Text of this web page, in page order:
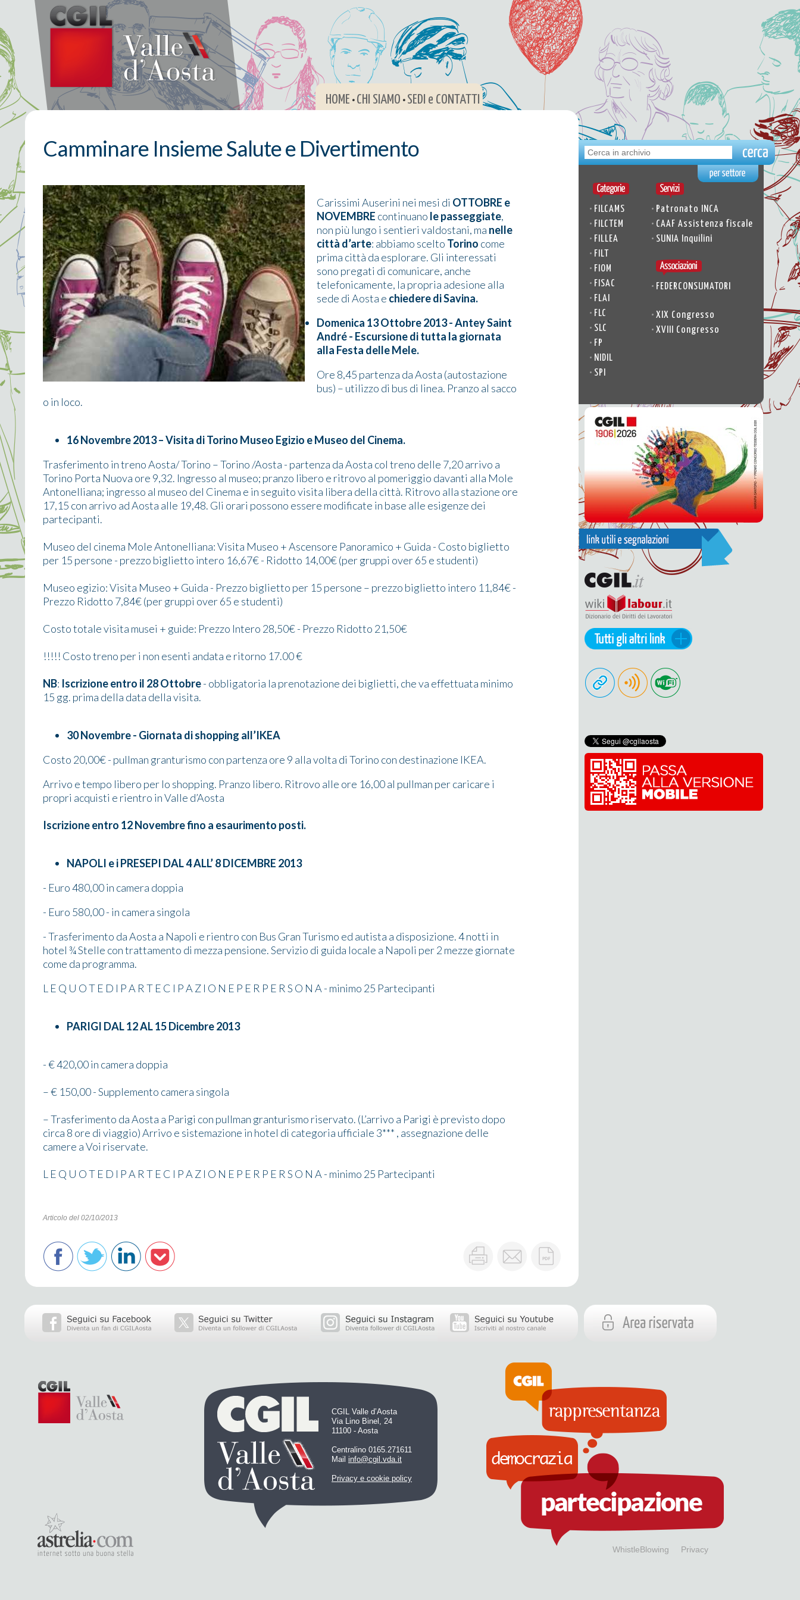
HOME • CHI SIAMO • SEDI e CONTATTI
Camminare Insieme Salute e Divertimento
Carissimi Auserini nei mesi di OTTOBRE e
NOVEMBRE continuano le passeggiate,
non più lungo i sentieri valdostani, ma nelle
città d’arte: abbiamo scelto Torino come
prima città da esplorare. Gli interessati
sono pregati di comunicare, anche
telefonicamente, la propria adesione alla
sede di Aosta e chiedere di Savina.
Domenica 13 Ottobre 2013 - Antey Saint
André - Escursione di tutta la giornata
alla Festa delle Mele.
Ore 8,45 partenza da Aosta (autostazione
bus) – utilizzo di bus di linea. Pranzo al sacco
o in loco.
16 Novembre 2013 – Visita di Torino Museo Egizio e Museo del Cinema.
Trasferimento in treno Aosta/ Torino – Torino /Aosta - partenza da Aosta col treno delle 7,20 arrivo a
Torino Porta Nuova ore 9,32. Ingresso al museo; pranzo libero e ritrovo al pomeriggio davanti alla Mole
Antonelliana; ingresso al museo del Cinema e in seguito visita libera della città. Ritrovo alla stazione ore
17,15 con arrivo ad Aosta alle 19,48. Gli orari possono essere modificate in base alle esigenze dei
partecipanti.
Museo del cinema Mole Antonelliana: Visita Museo + Ascensore Panoramico + Guida - Costo biglietto
per 15 persone - prezzo biglietto intero 16,67€ - Ridotto 14,00€ (per gruppi over 65 e studenti)
Museo egizio: Visita Museo + Guida - Prezzo biglietto per 15 persone – prezzo biglietto intero 11,84€ -
Prezzo Ridotto 7,84€ (per gruppi over 65 e studenti)
Costo totale visita musei + guide: Prezzo Intero 28,50€ - Prezzo Ridotto 21,50€
!!!!! Costo treno per i non esenti andata e ritorno 17.00 €
NB: Iscrizione entro il 28 Ottobre- obbligatoria la prenotazione dei biglietti, che va effettuata minimo
15 gg. prima della data della visita.
30 Novembre - Giornata di shopping all’IKEA
Costo 20,00€ - pullman granturismo con partenza ore 9 alla volta di Torino con destinazione IKEA.
Arrivo e tempo libero per lo shopping. Pranzo libero. Ritrovo alle ore 16,00 al pullman per caricare i
propri acquisti e rientro in Valle d’Aosta
Iscrizione entro 12 Novembre fino a esaurimento posti.
NAPOLI e i PRESEPI DAL 4 ALL’ 8 DICEMBRE 2013
- Euro 480,00 in camera doppia
- Euro 580,00 - in camera singola
- Trasferimento da Aosta a Napoli e rientro con Bus Gran Turismo ed autista a disposizione. 4 notti in
hotel ¾ Stelle con trattamento di mezza pensione. Servizio di guida locale a Napoli per 2 mezze giornate
come da programma.
L E Q U O T E D I P A R T E C I P A Z I O N E P E R P E R S O N A - minimo 25 Partecipanti
PARIGI DAL 12 AL 15 Dicembre 2013
- € 420,00 in camera doppia
– € 150,00 - Supplemento camera singola
– Trasferimento da Aosta a Parigi con pullman granturismo riservato. (L’arrivo a Parigi è previsto dopo
circa 8 ore di viaggio) Arrivo e sistemazione in hotel di categoria ufficiale 3*** , assegnazione delle
camere a Voi riservate.
L E Q U O T E D I P A R T E C I P A Z I O N E P E R P E R S O N A - minimo 25 Partecipanti
Articolo del 02/10/2013
• FILCAMS
• FILCTEM
• FILLEA
• FILT
• FIOM
• FISAC
• FLAI
• FLC
• SLC
• FP
• NIDIL
• SPI
• Patronato INCA
• CAAF Assistenza fiscale
• SUNIA Inquilini
• FEDERCONSUMATORI
• XIX Congresso
• XVIII Congresso
CGIL Valle d’Aosta
Via Lino Binel, 24
11100 - Aosta
Centralino 0165.271611
Mail info@cgil.vda.it
Privacy e cookie policy
WhistleBlowing Privacy